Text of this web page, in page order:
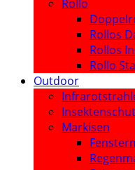
Rollo
Rollos
Rollos
Rollo
Outdoor
Markisen